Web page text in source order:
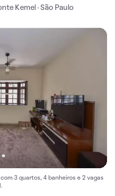
Kemel · São Paulo
3 quartos, 4 banheiros e 2 vagas